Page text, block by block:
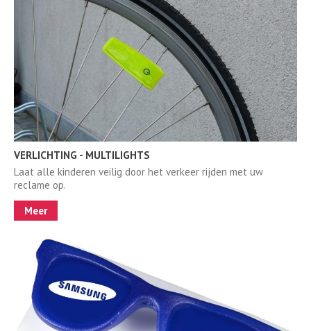
VERLICHTING - MULTILIGHTS
Laat alle kinderen veilig door het verkeer rijden met uw
reclame op.
Meer